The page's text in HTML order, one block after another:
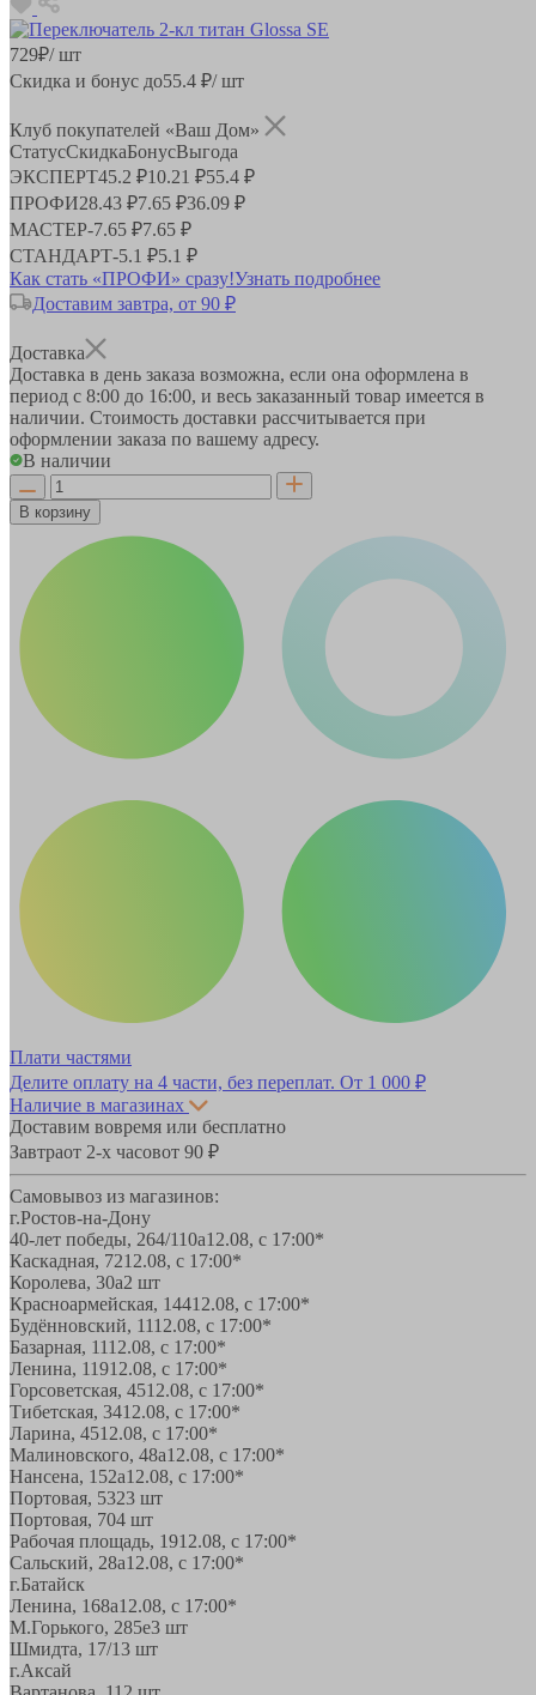
729₽/ шт
Скидка и бонус до55.4 ₽/ шт
Клуб покупателей «Ваш Дом»
СтатусСкидкаБонусВыгода
ЭКСПЕРТ45.2 ₽10.21 ₽55.4 ₽
ПРОФИ28.43 ₽7.65 ₽36.09 ₽
МАСТЕР-7.65 ₽7.65 ₽
СТАНДАРТ-5.1 ₽5.1 ₽
Как стать «ПРОФИ» сразу!Узнать подробнее
Доставим завтра, от 90 ₽
Доставка
Доставка в день заказа возможна, если она оформлена в
период с 8:00 до 16:00, и весь заказанный товар имеется в
наличии. Стоимость доставки рассчитывается при
оформлении заказа по вашему адресу.
В наличии
В корзину
Плати частями
Делите оплату на 4 части, без переплат. От 1 000 ₽
Наличие в магазинах
Доставим вовремя или бесплатно
Завтраот 2-х часовот 90 ₽
Самовывоз из магазинов:
г.Ростов-на-Дону
40-лет победы, 264/110а12.08, с 17:00*
Каскадная, 7212.08, с 17:00*
Королева, 30а2 шт
Красноармейская, 14412.08, с 17:00*
Будённовский, 1112.08, с 17:00*
Базарная, 1112.08, с 17:00*
Ленина, 11912.08, с 17:00*
Горсоветская, 4512.08, с 17:00*
Тибетская, 3412.08, с 17:00*
Ларина, 4512.08, с 17:00*
Малиновского, 48а12.08, с 17:00*
Нансена, 152а12.08, с 17:00*
Портовая, 5323 шт
Портовая, 704 шт
Рабочая площадь, 1912.08, с 17:00*
Сальский, 28a12.08, с 17:00*
г.Батайск
Ленина, 168а12.08, с 17:00*
М.Горького, 285е3 шт
Шмидта, 17/13 шт
г.Аксай